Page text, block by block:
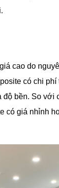
cao do
có chi
độ bền. So với
có giá nhỉnh